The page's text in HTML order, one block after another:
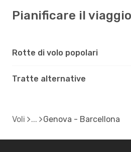
Pianificare il viaggio
Rotte di volo popolari
Tratte alternative
Voli Genova - Barcellona